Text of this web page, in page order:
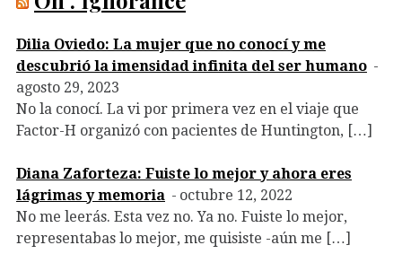
Dilia Oviedo: La mujer que no conocí y me
descubrió la imensidad infinita del ser humano
agosto 29, 2023
No la conocí. La vi por primera vez en el viaje que
Factor-H organizó con pacientes de Huntington, […]
Diana Zaforteza: Fuiste lo mejor y ahora eres
lágrimas y memoria
octubre 12, 2022
No me leerás. Esta vez no. Ya no. Fuiste lo mejor,
representabas lo mejor, me quisiste -aún me […]